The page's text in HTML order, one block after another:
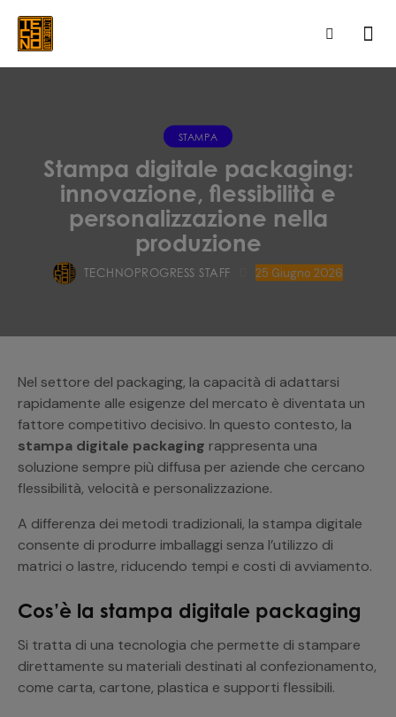
STAMPA
Stampa digitale packaging:
innovazione, flessibilità e
personalizzazione nella
produzione
TECHNOPROGRESS STAFF 25 Giugno 2026
Nel settore del packaging, la capacità di adattarsi
rapidamente alle esigenze del mercato è diventata un
fattore competitivo decisivo. In questo contesto, la
stampa digitale packaging rappresenta una
soluzione sempre più diffusa per aziende che cercano
flessibilità, velocità e personalizzazione.
A differenza dei metodi tradizionali, la stampa digitale
consente di produrre imballaggi senza l’utilizzo di
matrici o lastre, riducendo tempi e costi di avviamento.
Cos’è la stampa digitale packaging
Si tratta di una tecnologia che permette di stampare
direttamente su materiali destinati al confezionamento,
come carta, cartone, plastica e supporti flessibili.